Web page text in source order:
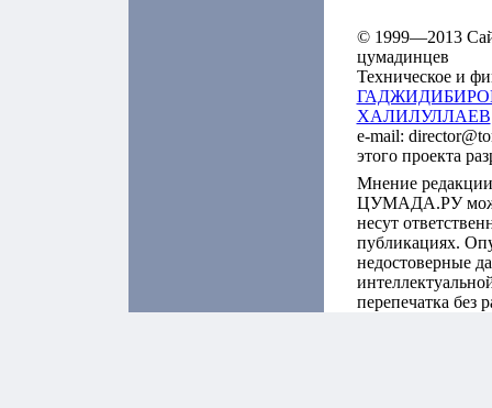
© 1999—2013
цумадинцев
Техническое и
ХАЛИЛУЛЛАЕВ
e-mail:
этого проекта
Мнение
ЦУМАДА.РУ
несут
публикациях.
недостоверные
перепечатка без